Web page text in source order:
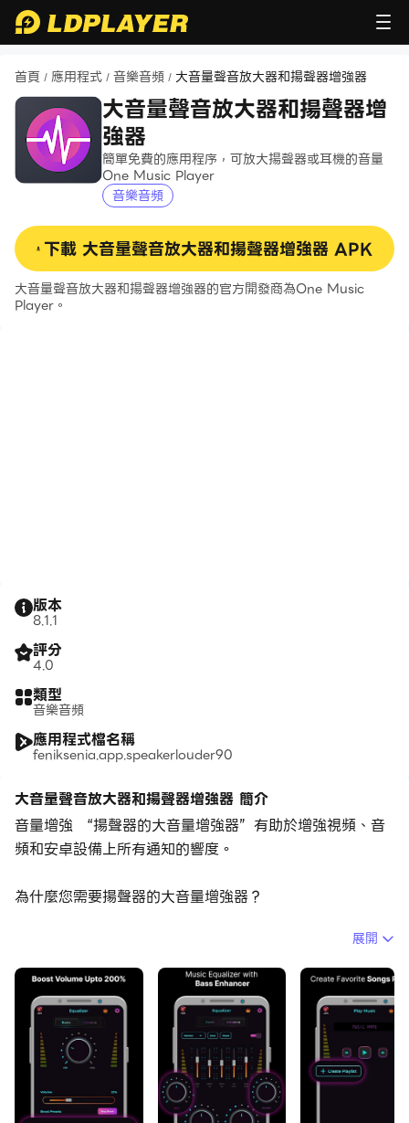
首頁 / 應用程式 / 音樂音頻 / 大音量聲音放大器和揚聲器增強器
大音量聲音放大器和揚聲器增
強器
簡單免費的應用程序，可放大揚聲器或耳機的音量
One Music Player
音樂音頻
下載 大音量聲音放大器和揚聲器增強器 APK
大音量聲音放大器和揚聲器增強器的官方開發商為One Music
Player。
版本
8.1.1
評分
4.0
類型
音樂音頻
應用程式檔名稱
feniksenia.app.speakerlouder90
大音量聲音放大器和揚聲器增強器 簡介
音量增強 “揚聲器的大音量增強器”有助於增強視頻、音
頻和安卓設備上所有通知的響度。
為什麼您需要揚聲器的大音量增強器？
您在安卓手機或安卓平板電腦上打開電影或視頻，但聽不到
任何聲音嗎？如果您必須張緊耳朵，但是無論如何，視頻聲
音都不夠響亮？如果您打開揚聲器聽喜歡的音樂，想讓音樂
響亮，但揚聲器卻不響亮？如果您的安卓設備聲音不足，該
怎麼辦？您不必購買藍牙揚聲器，也不必購買新的安卓設
備。您所需要做的就是下載適用於安卓設備的大音量“揚聲
器的大音量增强器”應用，打開視頻、音樂、根據需要控制
標準音量和增強，並欣賞大聲的視頻和大聲的音樂！
展開